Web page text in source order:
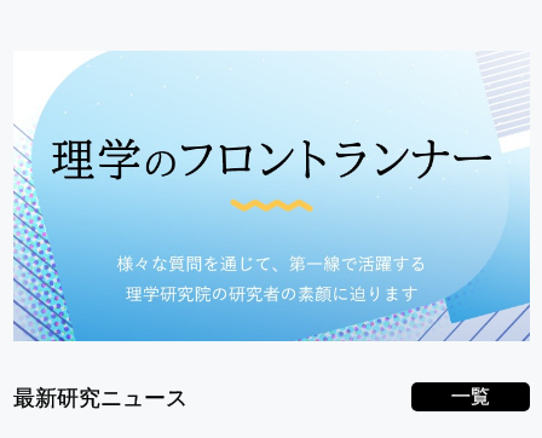
最新研究ニュース 一覧